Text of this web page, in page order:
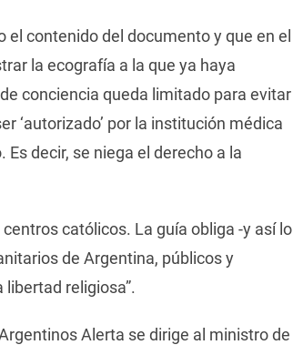
el contenido del documento y que en el
la ecografía a la que ya haya
conciencia queda limitado para evitar
‘autorizado’ por la institución médica
decir, se niega el derecho a la
católicos. La guía obliga -y así lo
de Argentina, públicos y
religiosa”.
Alerta se dirige al ministro de